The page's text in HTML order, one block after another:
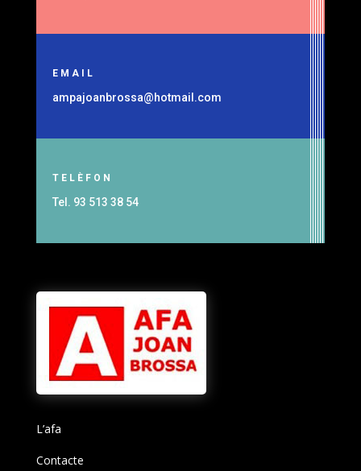
EMAIL
ampajoanbrossa@hotmail.com
TELÈFON
Tel. 93 513 38 54
L’afa
Contacte